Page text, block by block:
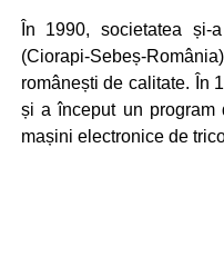
În 1990, societatea și-
(Ciorapi-Sebeș-
românești de calitate. În
și a început un program
mașini electronice de